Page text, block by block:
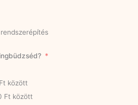
között
Ft között